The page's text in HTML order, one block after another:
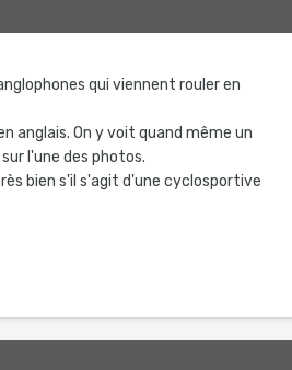
qui viennent rouler en
anglais. On y voit quand même un
l'une des photos.
bien s'il s'agit d'une cyclosportive